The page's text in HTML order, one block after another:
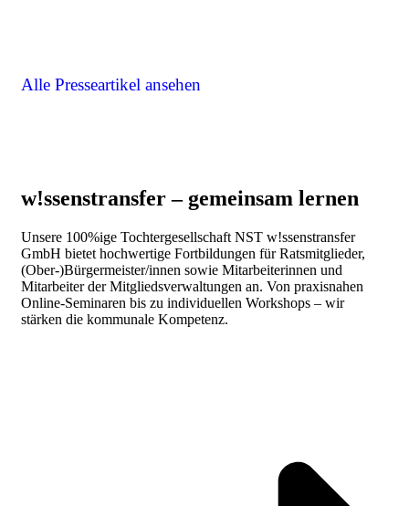
Alle Presseartikel ansehen
w!ssenstransfer – gemeinsam lernen
Unsere 100%ige Tochtergesellschaft NST w!ssenstransfer
GmbH bietet hochwertige Fortbildungen für Ratsmitglieder,
(Ober-)Bürgermeister/innen sowie Mitarbeiterinnen und
Mitarbeiter der Mitgliedsverwaltungen an. Von praxisnahen
Online-Seminaren bis zu individuellen Workshops – wir
stärken die kommunale Kompetenz.